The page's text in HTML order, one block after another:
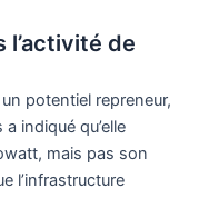
l’activité de
potentiel repreneur,
indiqué qu’elle
mais pas son
l’infrastructure